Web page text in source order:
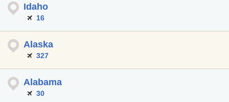
Idaho
16
Alaska
327
Alabama
30